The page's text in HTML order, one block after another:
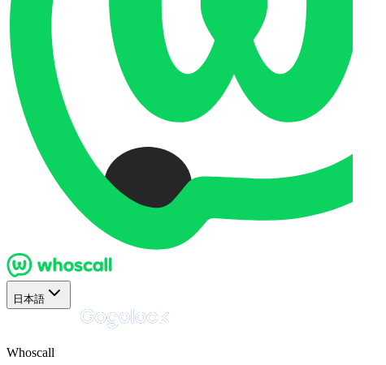
日本語
Whoscall